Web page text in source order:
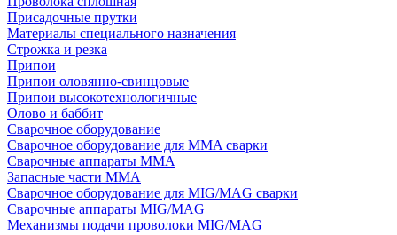
Присадочные прутки
Материалы специального назначения
Строжка и резка
Припои
Припои оловянно-свинцовые
Припои высокотехнологичные
Олово и баббит
Сварочное оборудование
Сварочное оборудование для MMA сварки
Сварочные аппараты MMA
Запасные части MMA
Сварочное оборудование для MIG/MAG сварки
Сварочные аппараты MIG/MAG
Механизмы подачи проволоки MIG/MAG